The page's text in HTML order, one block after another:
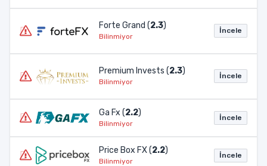
Forte Grand (2.3)
Bilinmiyor
İncele
Premium Invests (2.3)
Bilinmiyor
İncele
Ga Fx (2.2)
Bilinmiyor
İncele
Price Box FX (2.2)
Bilinmiyor
İncele